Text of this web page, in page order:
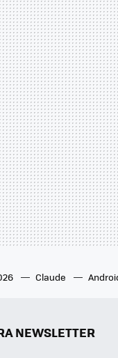
Claude
NEWSLETTER